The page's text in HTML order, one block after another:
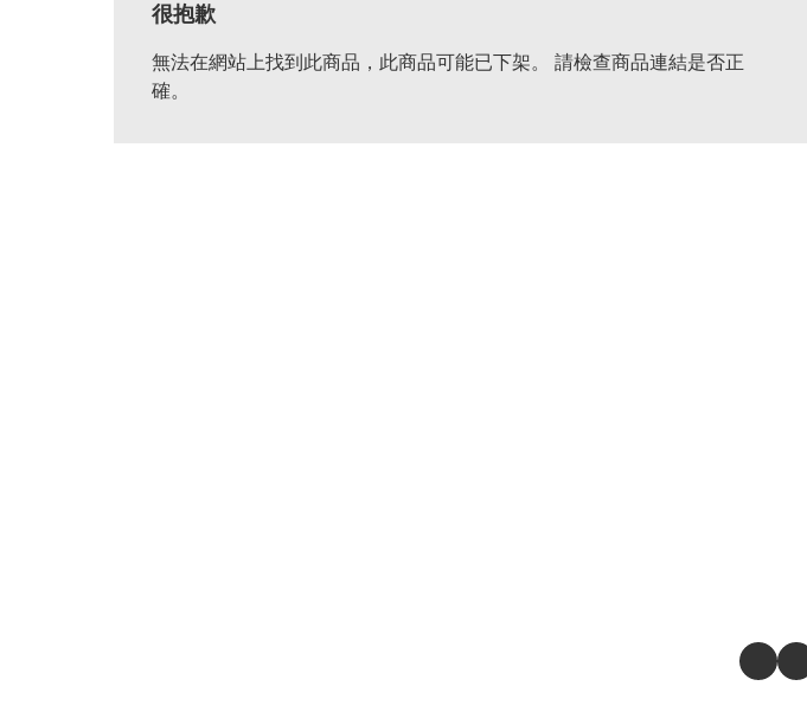
很抱歉
無法在網站上找到此商品，此商品可能已下架。 請檢查商品連結是否正
確。